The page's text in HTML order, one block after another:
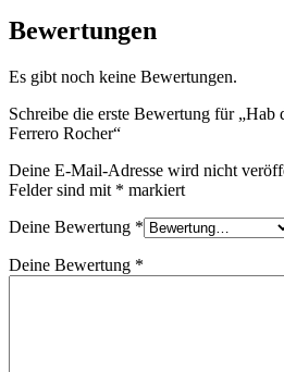
Bewertungen
Es gibt noch keine Bewertungen.
Schreibe die erste Bewertung für
Ferrero Rocher“
Deine E-Mail-Adresse wird nicht
Felder sind mit * markiert
Deine Bewertung *
Deine Bewertung *